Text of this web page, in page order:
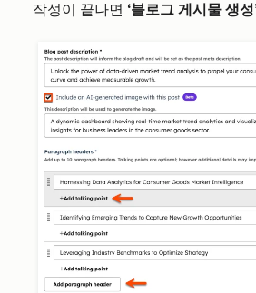
작성이 끝나면 ‘블로그 게시물 생성